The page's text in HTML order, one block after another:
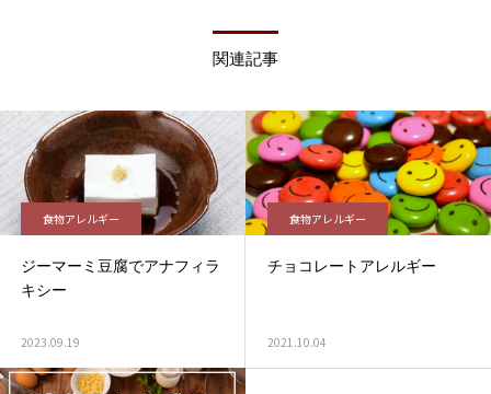
関連記事
食物アレルギー
ジーマーミ豆腐でアナフィラ
キシー
2023.09.19
食物アレルギー
チョコレートアレルギー
2021.10.04